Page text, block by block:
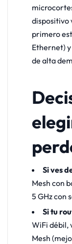
dispositivo
primero
Ethernet)
de alta
Si ves
Mesh con
5 GHz con
Si tu
WiFi débil,
Mesh